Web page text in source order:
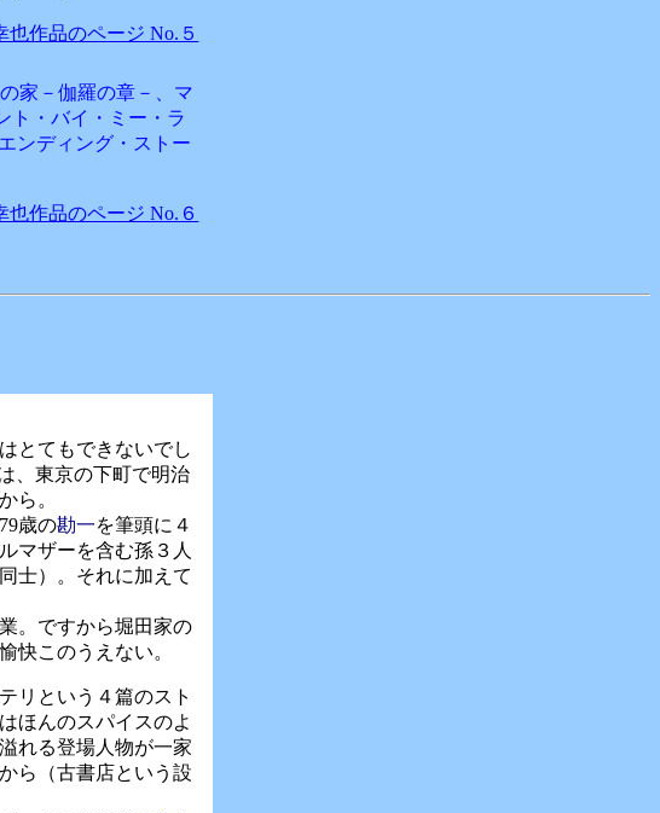
也作品のページ No.５
家－伽羅の章－、マ
ト・バイ・ミー・ラ
ンディング・ストー
也作品のページ No.６
とてもできないでし
、東京の下町で明治
ら。
歳の勘一を筆頭に４
マザーを含む孫３人
士）。それに加えて
。ですから堀田家の
快このうえない。
リという４篇のスト
ほんのスパイスのよ
れる登場人物が一家
ら（古書店という設